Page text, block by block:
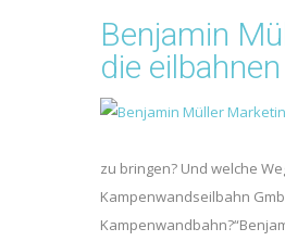
Benjamin
die
zu bringen? Und welche
Kampenwandseilbahn